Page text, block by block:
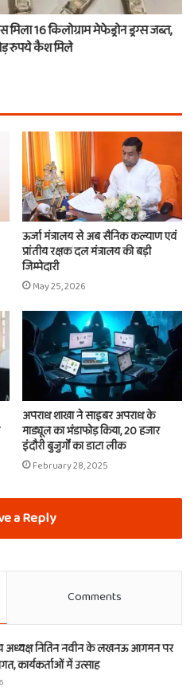
16 किलोग्राम मेफेड्रोन ड्रग्स जब्त,
रुपये कैश मिले
ऊर्जा मंत्रालय से अब सैनिक कल्याण एवं
प्रांतीय रक्षक दल मंत्रालय की बड़ी
जिम्मेदारी
May 25, 2026
अपराध शाखा ने साइबर अपराध के
माड्यूल का भंडाफोड़ किया, 20 हजार
इंदौरी बुजुर्गों का डाटा लीक
February 28, 2025
a Reply
Comments
अध्यक्ष नितिन नवीन के लखनऊ आगमन पर
कार्यकर्ताओं में उत्साह